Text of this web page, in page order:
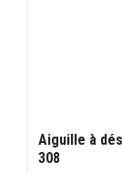
Aiguille à
308